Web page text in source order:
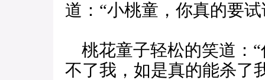
道：“小桃童，你真的要试
桃花童子轻松的笑道：
不了我，如是真的能杀了